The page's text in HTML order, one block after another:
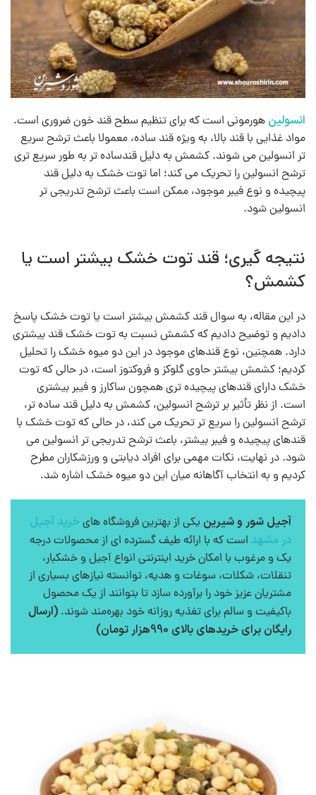
انسولین هورمونی است که برای تنظیم سطح قند خون ضروری است.
مواد غذایی با قند بالا، به‌ ویژه قند ساده، معمولا باعث ترشح سریع‌
تر انسولین می‌ شوند. کشمش به دلیل قندساده تر به طور سریع‌ تری
ترشح انسولین را تحریک می کند؛ اما توت خشک به دلیل قند
پیچیده و نوع فیبر موجود، ممکن است باعث ترشح تدریجی‌ تر
انسولین شود.
نتیجه گیری؛ قند توت خشک بیشتر است یا
کشمش؟
در این مقاله، به سوال قند کشمش بیشتر است یا توت خشک پاسخ
دادیم و توضیح دادیم که کشمش نسبت به توت خشک قند بیشتری
دارد. همچنین، نوع قندهای موجود در این دو میوه خشک را تحلیل
کردیم؛ کشمش بیشتر حاوی گلوکز و فروکتوز است، در حالی که توت
خشک دارای قندهای پیچیده‌ تری همچون ساکارز و فیبر بیشتری
است. از نظر تأثیر بر ترشح انسولین، کشمش به دلیل قند ساده‌ تر،
ترشح انسولین را سریع‌ تر تحریک می‌ کند، در حالی که توت خشک با
قندهای پیچیده و فیبر بیشتر، باعث ترشح تدریجی‌ تر انسولین می‌
شود. در نهایت، نکات مهمی برای افراد دیابتی و ورزشکاران مطرح
کردیم و به انتخاب آگاهانه میان این دو میوه خشک اشاره شد.
آجیل شور و شیرین یکی از بهترین فروشگاه های خرید آجیل
در مشهد است که با ارائه طیف گسترده ای از محصولات درجه
یک و مرغوب با امکان خرید اینترنتی انواع آجیل و خشکبار،
تنقلات، شکلات، سوغات و هدیه، توانسته نیازهای بسیاری از
مشتریان عزیز خود را برآورده سازد تا بتوانند از یک محصول
باکیفیت و سالم برای تغذیه روزانه خود بهره‌مند شوند. (ارسال
رایگان برای خریدهای بالای 990هزار تومان)